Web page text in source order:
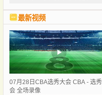
最新视频
07月28日CBA选秀大会 CBA - 选
会 全场录像